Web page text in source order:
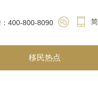
400-800-8090
移民热点